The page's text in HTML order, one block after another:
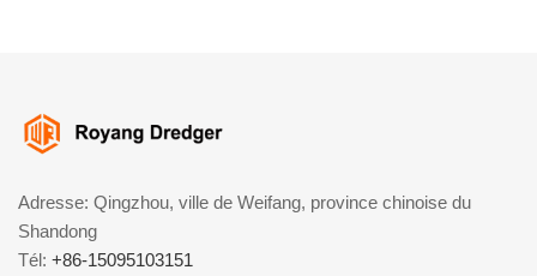
Adresse: Qingzhou, ville de Weifang, province chinoise du
Shandong
Tél: +86-15095103151